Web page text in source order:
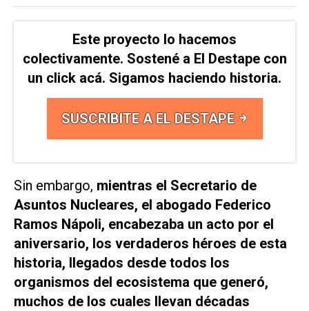
Este proyecto lo hacemos
colectivamente. Sostené a El Destape con
un click acá. Sigamos haciendo historia.
SUSCRIBITE A EL DESTAPE
Sin embargo, mientras el Secretario de
Asuntos Nucleares, el abogado Federico
Ramos Nápoli, encabezaba un acto por el
aniversario, los verdaderos héroes de esta
historia, llegados desde todos los
organismos del ecosistema que generó,
muchos de los cuales llevan décadas